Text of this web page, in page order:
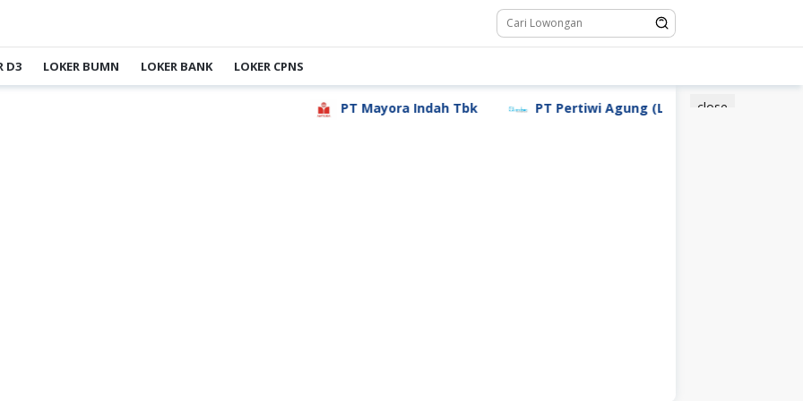
D3 LOKER BUMN LOKER BANK LOKER CPNS
close
PT Mayora Indah Tbk PT Pertiwi Agung (Landson)